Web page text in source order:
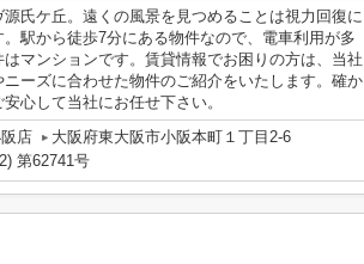
氏ケ丘。遠くの風景を見つめることは視力回復に
駅から徒歩7分にある物件なので、電車利用が多
マンションです。賃貸情報でお困りの方は、当社
ーズに合わせた物件のご紹介をいたします。確か
心して当社にお任せ下さい。
店
大阪府東大阪市小阪本町１丁目2-6
第62741号